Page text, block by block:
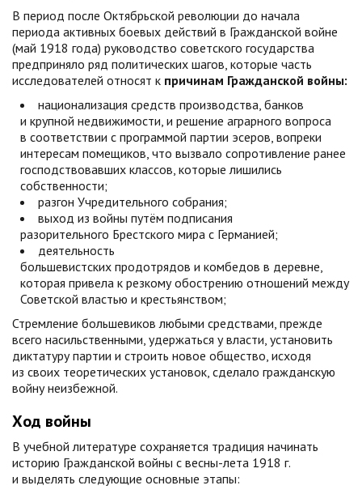
В период после Октябрьской революции до начала
периода активных боевых действий в Гражданской войне
(май 1918 года) руководство советского государства
предприняло ряд политических шагов, которые часть
исследователей относят к причинам Гражданской войны:
национализация средств производства, банков
и крупной недвижимости, и решение аграрного вопроса
в соответствии с программой партии эсеров, вопреки
интересам помещиков, что вызвало сопротивление ранее
господствовавших классов, которые лишились
собственности;
разгон Учредительного собрания;
выход из войны путём подписания
разорительного Брестского мира с Германией;
деятельность
большевистских продотрядов и комбедов в деревне,
которая привела к резкому обострению отношений между
Советской властью и крестьянством;
Стремление большевиков любыми средствами, прежде
всего насильственными, удержаться у власти, установить
диктатуру партии и строить новое общество, исходя
из своих теоретических установок, сделало гражданскую
войну неизбежной.
Ход войны
В учебной литературе сохраняется традиция начинать
историю Гражданской войны с весны-лета 1918 г.
и выделять следующие основные этапы: